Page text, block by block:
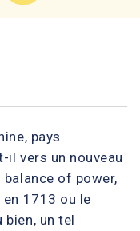
pays
il vers un nouveau
of power,
en 1713 ou le
bien, un tel